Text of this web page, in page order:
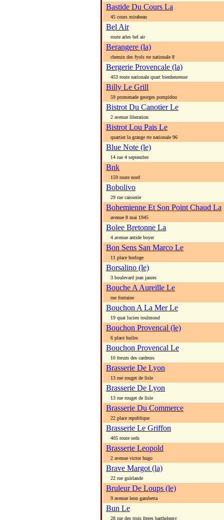
Bastide Du Cours La
45 cours mirabeau
Bel Air
route arles bel air
Berangere (la)
chemin des fyols rte nationale 8
Bergerie Provencale (la)
453 route nationale quart bienheureuse
Billy Le Grill
59 promenade georges pompidou
Bistrot Du Canotier Le
2 avenue liberation
Bistrot Lou Pais Le
quartier la grange rte nationale 96
Blue Note (le)
14 rue 4 septembre
Bnk
159 route nord
Bobolivo
29 rue caisserie
Bohemienne Et Son Point Chaud La
avenue 8 mai 1945
Bolee Bretonne La
4 avenue antide boyer
Bon Sens San Marco Le
11 place horloge
Borsalino (le)
3 boulevard jean jaures
Bouche A Aureille Le
rue fontaine
Bouchon A La Mer Le
19 quai lucien toulmond
Bouchon Provencal (le)
6 place huiles
Bouchon Provencal Le
10 forum des cardeurs
Brasserie De Lyon
13 rue rouget de lisle
Brasserie De Lyon
13 rue rouget de lisle
Brasserie Du Commerce
22 place republique
Brasserie Le Griffon
405 route seds
Brasserie Leopold
2 avenue victor hugo
Brave Margot (la)
22 rue guirlande
Bruleur De Loups (le)
9 avenue leon gambetta
Bun Le
28 rue des trois freres barthelemy